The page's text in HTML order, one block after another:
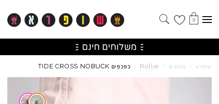
0
שופרא / מותגים /
Rollie
/ כפכפים TIDECROSS NOBUCK
Skip to product reviews